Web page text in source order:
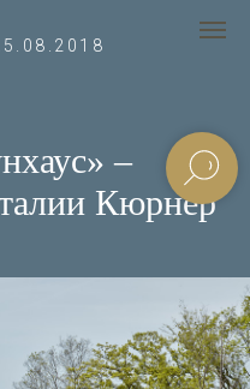
–
Кюрнер